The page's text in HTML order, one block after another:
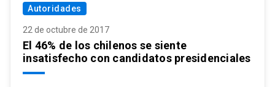
Autoridades
22 de octubre de 2017
El 46% de los chilenos se siente
insatisfecho con candidatos presidenciales